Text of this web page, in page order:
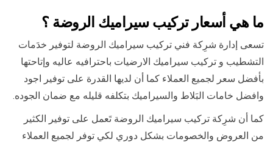
ما هي أسعار تركيب سيراميك الروضة ؟
تسعى إدارة شرِكة فني تركيب سيراميك الروضة لتوفير خدَمات
التشطيب و تركيب سيراميك الارضيات باحترافيه عاليه وإتاحتها
بأفضل سعر لجميع العملاء كما أن لديها القدرة على توفير اجود
وافضل خامات البَلاط والسيراميك بتكلفه قليله مع ضمان الجوده.
كما أن شرِكة تركيب سيراميك الروضة تَعمل على توفير الكثير
من العروض والخصومات بشكل دوري لكي توفر لجميع العملاء